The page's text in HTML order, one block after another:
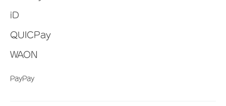
iD
QUICPay
WAON
PayPay